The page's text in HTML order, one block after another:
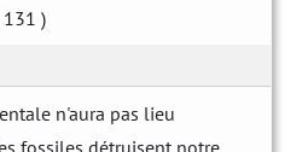
131 )
n'aura pas lieu
fossiles détruisent notre